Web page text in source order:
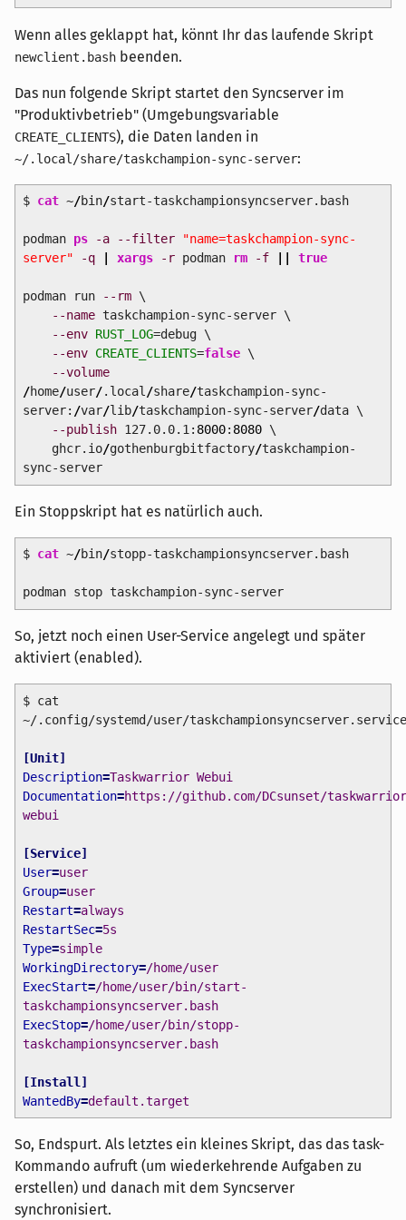
Wenn alles geklappt hat, könnt Ihr das laufende Skript
newclient.bash beenden.
Das nun folgende Skript startet den Syncserver im
"Produktivbetrieb" (Umgebungsvariable
CREATE_CLIENTS), die Daten landen in
~/.local/share/taskchampion-sync-server:
$ cat~/bin/start-taskchampionsyncserver.bash
podman ps -a --filter
"name=taskchampion-sync-
server"
-q xargs -rpodman rm -f true
podman run --rm\
--nametaskchampion-sync-server \
--env RUST_LOG=debug \
--env CREATE_CLIENTS=false\
--volume
/home/user/.local /share/taskchampion-sync-
server: /var/lib/taskchampion-sync-server/data \
--publish127.0.0.1: 8000: 8080\
ghcr.io/gothenburgbitfactory/taskchampion-
sync-server
Ein Stoppskript hat es natürlich auch.
$ cat~/bin/stopp-taskchampionsyncserver.bash
podman stop taskchampion-sync-server
So, jetzt noch einen User-Service angelegt und später
aktiviert (enabled).
$ cat
~/.config/systemd/user/taskchampionsyncserver.service
[Unit]
Description=Taskwarrior Webui
Documentation=https://github.com/DCsunset/
webui
[Service]
User=user
Group=user
Restart=always
RestartSec=5s
Type=simple
WorkingDirectory=/home/user
ExecStart=/home/user/bin/start-
taskchampionsyncserver.bash
ExecStop=/home/user/bin/stopp-
taskchampionsyncserver.bash
[Install ]
WantedBy=default.target
So, Endspurt. Als letztes ein kleines Skript, das das task-
Kommando aufruft (um wiederkehrende Aufgaben zu
erstellen) und danach mit dem Syncserver
synchronisiert.